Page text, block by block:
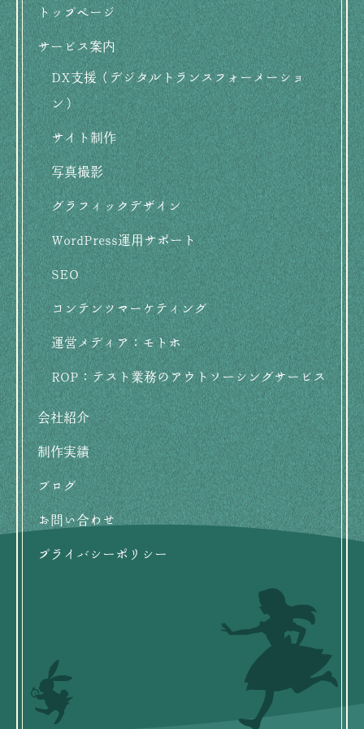
タ
ー
用
メ
ニ
ュ
ー
トップページ
サービス案内
DX支援（デジタルトランスフォーメーショ
ン）
サイト制作
写真撮影
グラフィックデザイン
WordPress運用サポート
SEO
コンテンツマーケティング
運営メディア：モトホ
ROP：テスト業務のアウトソーシングサービス
会社紹介
制作実績
ブログ
お問い合わせ
プライバシーポリシー